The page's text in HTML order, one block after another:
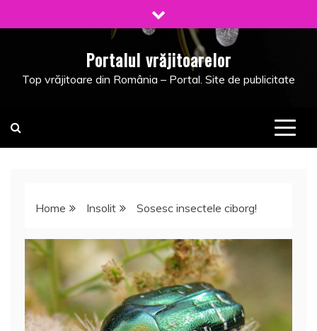
to
Portalul vrăjitoarelor
Top vrăjitoare din România – Portal. Site de publicitate
Home Insolit Sosesc insectele ciborg!